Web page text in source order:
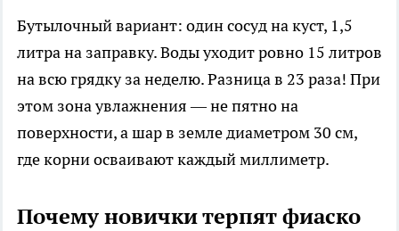
Бутылочный вариант: один сосуд на куст, 1,5
литра на заправку. Воды уходит ровно 15 литров
на всю грядку за неделю. Разница в 23 раза! При
этом зона увлажнения — не пятно на
поверхности, а шар в земле диаметром 30 см,
где корни осваивают каждый миллиметр.
Почему новички терпят фиаско